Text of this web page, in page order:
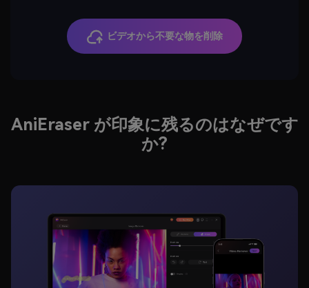
ビデオから不要な物を削除
AniEraser が印象に残るのはなぜです
か?